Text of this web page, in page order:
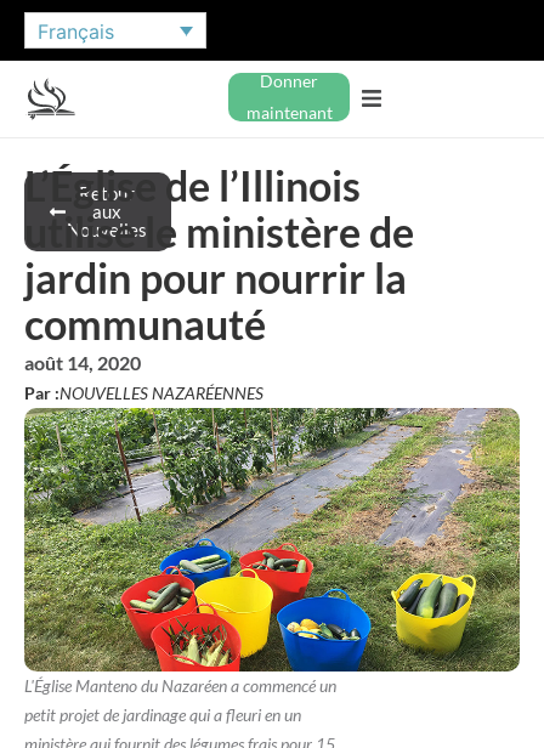
Français
Donner
maintenant
Retour
aux
Nouvelles
L’Église de l’Illinois
utilise le ministère de
jardin pour nourrir la
communauté
août 14, 2020
Par :NOUVELLES NAZARÉENNES
L'Église Manteno du Nazaréen a commencé un
petit projet de jardinage qui a fleuri en un